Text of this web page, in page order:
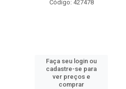
Código: 427478
Faça seu login ou
cadastre-se para
ver preços e
comprar